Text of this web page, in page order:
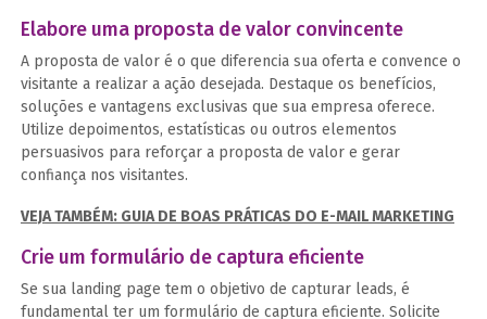
Elabore uma proposta de valor convincente
A proposta de valor é o que diferencia sua oferta e convence o
visitante a realizar a ação desejada. Destaque os benefícios,
soluções e vantagens exclusivas que sua empresa oferece.
Utilize depoimentos, estatísticas ou outros elementos
persuasivos para reforçar a proposta de valor e gerar
confiança nos visitantes.
VEJA TAMBÉM: GUIA DE BOAS PRÁTICAS DO E-MAIL MARKETING
Crie um formulário de captura eficiente
Se sua landing page tem o objetivo de capturar leads, é
fundamental ter um formulário de captura eficiente. Solicite